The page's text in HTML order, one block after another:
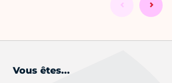
Vous êtes...